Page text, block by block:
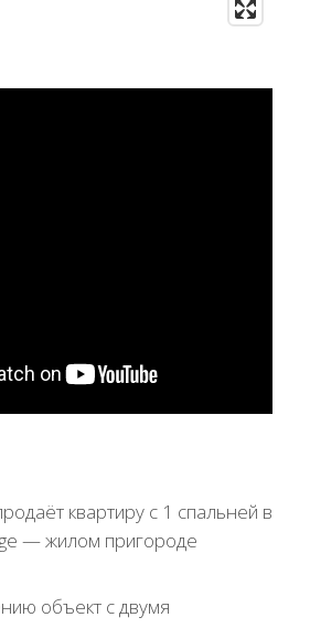
квартиру с 1 спальней в
— жилом пригороде
объект с двумя